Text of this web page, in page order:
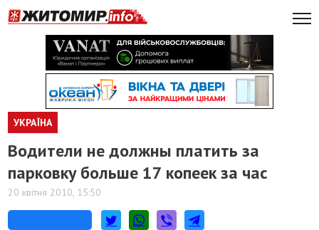
УКРАЇНА
Водители не должны платить за
парковку больше 17 копеек за час
20 квітня 2010, 15:50